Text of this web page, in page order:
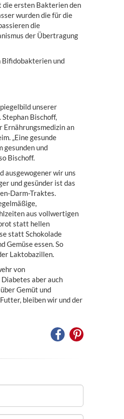
die ersten Bakterien den
wurden die für die
die
der Übertragung
Bifidobakterien und
unserer
Stephan Bischoff,
an
„Eine gesunde
gesunden und
Bischoff.
ausgewogener wir uns
und gesünder ist das
Darm-Traktes.
aus vollwertigen
statt hellen
statt Schokolade
Gemüse essen. So
Laktobazillen.
von
aber auch
Gemüt und
bleiben wir und der